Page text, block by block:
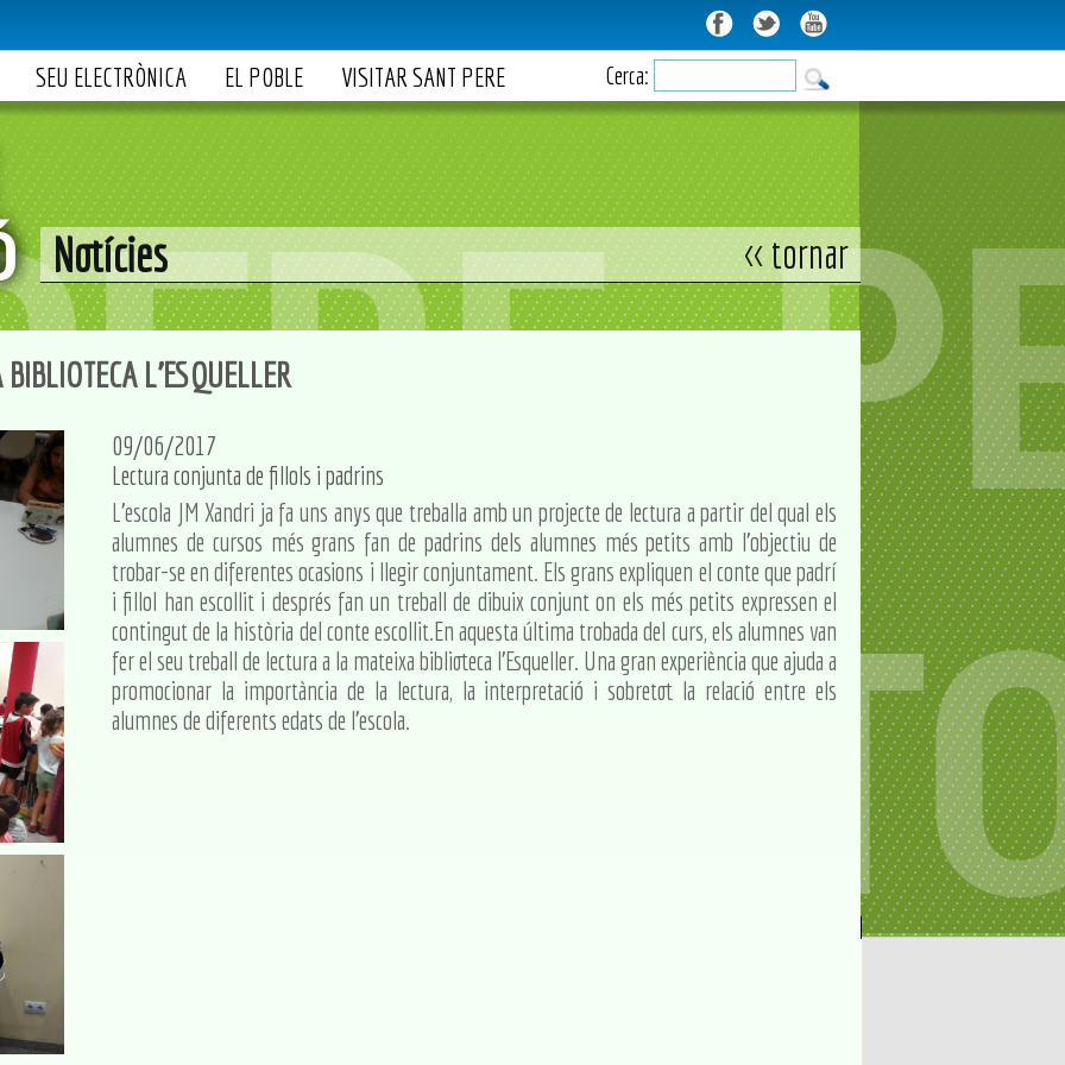
SEU ELECTRÒNICA EL POBLE VISITAR SANT PERE Cerca:
Notícies << tornar
L'ESQUELLER
09/06/2017
Lectura conjunta de fillols i padrins
L'escola JM Xandri ja fa uns anys que treballa amb un projecte de lectura a partir del qual els
alumnes de cursos més grans fan de padrins dels alumnes més petits amb l'objectiu de
trobar-se en diferentes ocasions i llegir conjuntament. Els grans expliquen el conte que padrí
i fillol han escollit i després fan un treball de dibuix conjunt on els més petits expressen el
contingut de la història del conte escollit.En aquesta última trobada del curs, els alumnes van
fer el seu treball de lectura a la mateixa biblioteca l'Esqueller. Una gran experiència que ajuda a
promocionar la importància de la lectura, la interpretació i sobretot la relació entre els
alumnes de diferents edats de l'escola.